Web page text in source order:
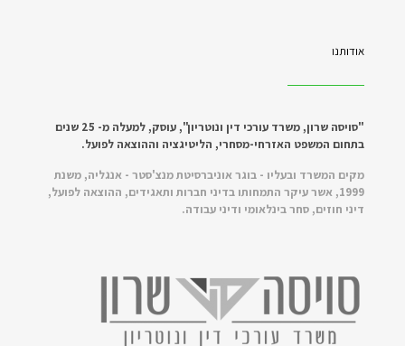
אודותנו
"סויסה שרון, משרד עורכי דין ונוטריון", עוסק, למעלה מ- 25 שנים
בתחום המשפט האזרחי-מסחרי, הליטיגציה וההוצאה לפועל.
מקים המשרד ובעליו - בוגר אוניברסיטת מנצ'סטר - אנגליה, משנת
1999, אשר עיקר התמחותו בדיני חברות ותאגידים, ההוצאה לפועל,
דיני חוזים, סחר בינלאומי ודיני עבודה.